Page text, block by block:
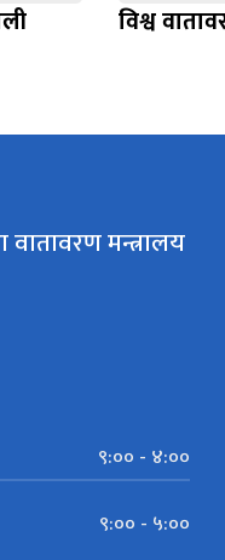
विश्व
वातावरण मन्त्रालय
९:०० - ४:००
९:०० - ५:००